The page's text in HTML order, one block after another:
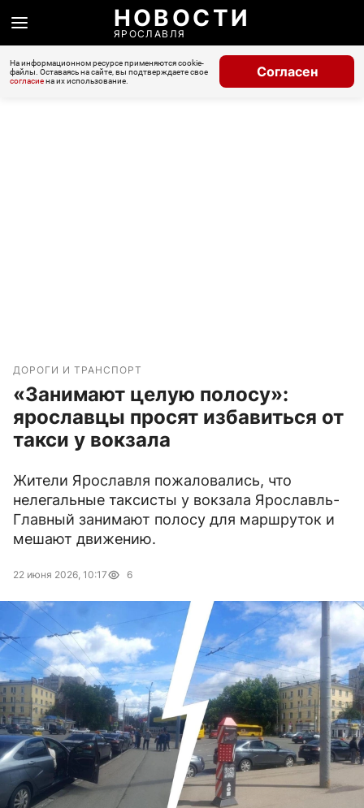
НОВОСТИ
ЯРОСЛАВЛЯ
На информационном ресурсе применяются cookie-
файлы. Оставаясь на сайте, вы подтверждаете свое
согласиена их использование.
Согласен
ДОРОГИ И ТРАНСПОРТ
«Занимают целую полосу»:
ярославцы просят избавиться от
такси у вокзала
Жители Ярославля пожаловались, что
нелегальные таксисты у вокзала Ярославль-
Главный занимают полосу для маршруток и
мешают движению.
22 июня 2026, 10:17 6